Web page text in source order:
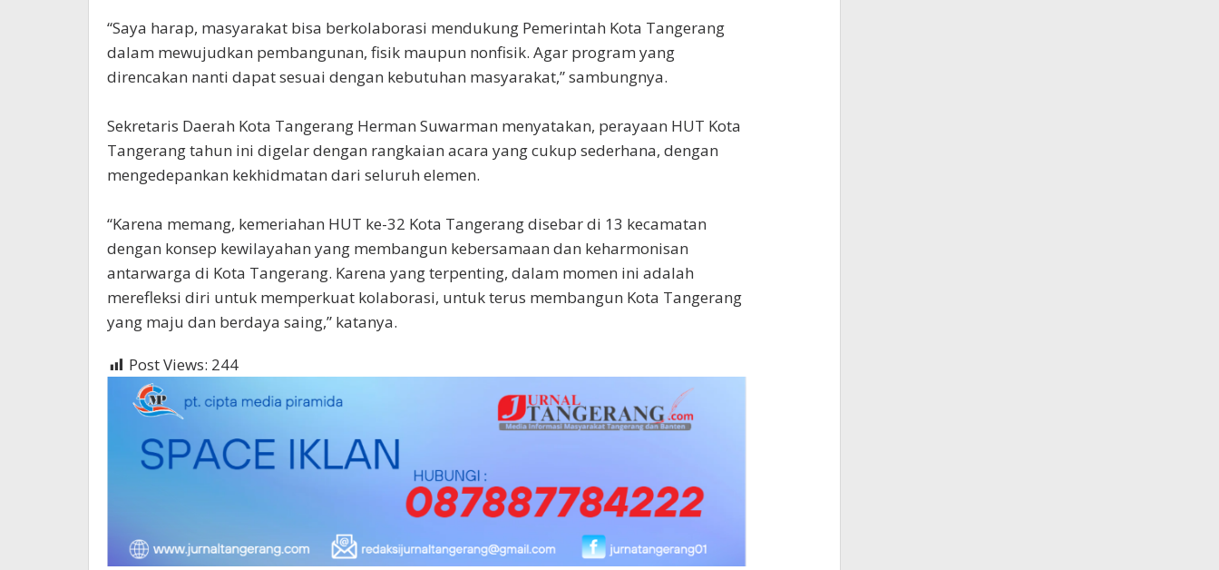
“Saya harap, masyarakat bisa berkolaborasi mendukung Pemerintah Kota Tangerang
dalam mewujudkan pembangunan, fisik maupun nonfisik. Agar program yang
direncakan nanti dapat sesuai dengan kebutuhan masyarakat,” sambungnya.
Sekretaris Daerah Kota Tangerang Herman Suwarman menyatakan, perayaan HUT Kota
Tangerang tahun ini digelar dengan rangkaian acara yang cukup sederhana, dengan
mengedepankan kekhidmatan dari seluruh elemen.
“Karena memang, kemeriahan HUT ke-32 Kota Tangerang disebar di 13 kecamatan
dengan konsep kewilayahan yang membangun kebersamaan dan keharmonisan
antarwarga di Kota Tangerang. Karena yang terpenting, dalam momen ini adalah
merefleksi diri untuk memperkuat kolaborasi, untuk terus membangun Kota Tangerang
yang maju dan berdaya saing,” katanya.
Post Views: 244